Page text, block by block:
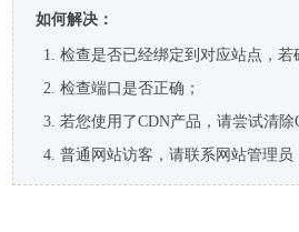
如何解决：
检查是否已经绑定到对应站点，
检查端口是否正确；
若您使用了CDN产品，请尝试清除
普通网站访客，请联系网站管理员